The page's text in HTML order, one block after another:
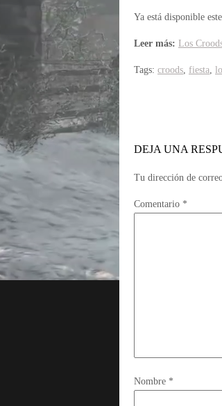
Ya está disponible
Leer más: Los
Tags: croods, fiesta,
DEJA UNA
Tu dirección de
Comentario *
Nombre *